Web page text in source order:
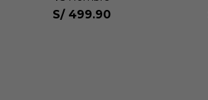
S/ 499.90